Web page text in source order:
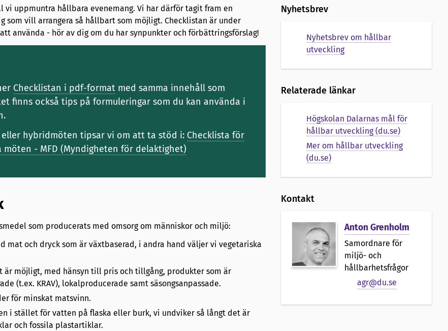
vi uppmuntra hållbara evenemang. Vi har därför tagit fram en
som vill arrangera så hållbart som möjligt. Checklistan är under
använda - hör av dig om du har synpunkter och förbättringsförslag!
Checklistan i pdf-formatmed samma innehåll som
finns också tips på formuleringar som du kan använda i
hybridmöten tipsar vi om att ta stöd i: Checklista för
- MFD (Myndigheten för delaktighet)
som producerats med omsorg om människor och miljö:
mat och dryck som är växtbaserad, i andra hand väljer vi vegetariska
är möjligt, med hänsyn till pris och tillgång, produkter som är
(t.ex. KRAV), lokalproducerade samt säsongsanpassade.
för minskat matsvinn.
i stället för vatten på flaska eller burk, vi undviker så långt det är
och fossila plastartiklar.
Nyhetsbrev
Nyhetsbrev om hållbar
utveckling
Relaterade länkar
Högskolan Dalarnas mål för
hållbar utveckling (du.se)
Mer om hållbar utveckling
(du.se)
Kontakt
Anton Grenholm
Samordnare för
miljö- och
hållbarhetsfrågor
agr@du.se